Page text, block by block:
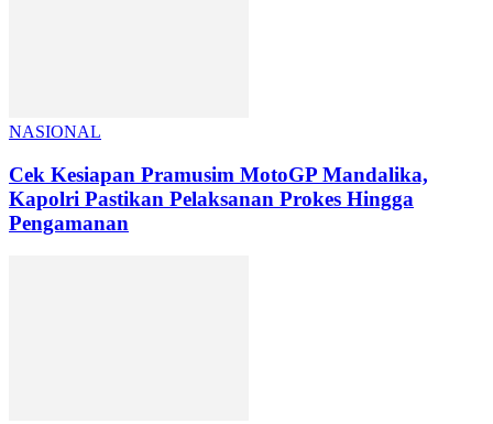
NASIONAL
Cek Kesiapan Pramusim MotoGP Mandalika,
Kapolri Pastikan Pelaksanan Prokes Hingga
Pengamanan